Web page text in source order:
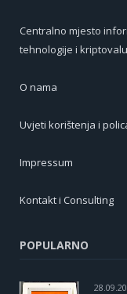
Centralno mjesto
tehnologije i
O nama
Uvjeti korištenja i
Impressum
Kontakt i Consulting
POPULARNO